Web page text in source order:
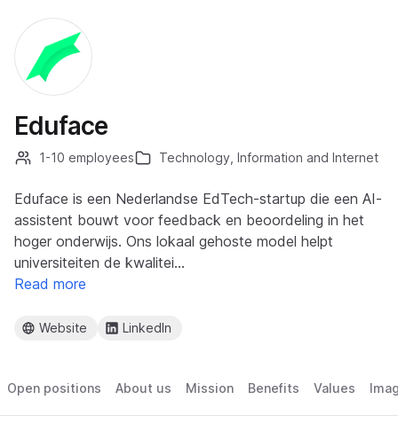
Eduface
1-10 employees Technology, Information and Internet
Eduface is een Nederlandse EdTech-startup die een AI-
assistent bouwt voor feedback en beoordeling in het
hoger onderwijs. Ons lokaal gehoste model helpt
universiteiten de kwalitei…
Read more
Website LinkedIn
Open positions About us Mission Benefits Values